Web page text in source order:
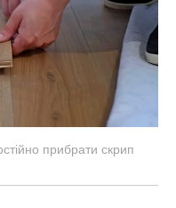
прибрати скрип